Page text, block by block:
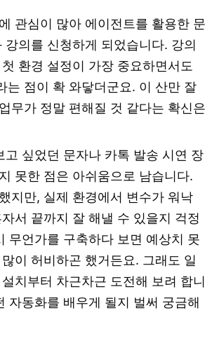
관심이 많아 에이전트를 활용한 문
강의를 신청하게 되었습니다. 강의
환경 설정이 가장 중요하면서도
는 점이 확 와닿더군요. 이 산만 잘
무가 정말 편해질 것 같다는 확신은
고 싶었던 문자나 카톡 발송 시연 장
못한 점은 아쉬움으로 남습니다.
지만, 실제 환경에서 변수가 워낙
서 끝까지 잘 해낼 수 있을지 걱정
무언가를 구축하다 보면 예상치 못
이 허비하곤 했거든요. 그래도 일
치부터 차근차근 도전해 보려 합니
자동화를 배우게 될지 벌써 궁금해